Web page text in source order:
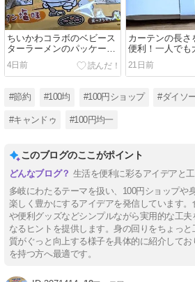
ちいかわコラボのベビース
ターラーメンのパッケージ
を活用！スマホケース！
4日前
カーテンの長さ
便利！一人でも
トリでもらえる
ー！
21日前
#節約 #100均 #100円ショップ #ダイソ
#キャンドゥ #100円均一
このブログのここがポイント
生活を便利に彩るアイデアと
多岐にわたるテーマを扱い、100円ショップや
楽しく豊かにするアイデアを発信しています
や便利グッズなどシンプルながら実用的な工夫
なるヒントを提供します。身の回りをちょっ
質がぐっと向上する様子を具体的に紹介して
を持つ方へ最適です。